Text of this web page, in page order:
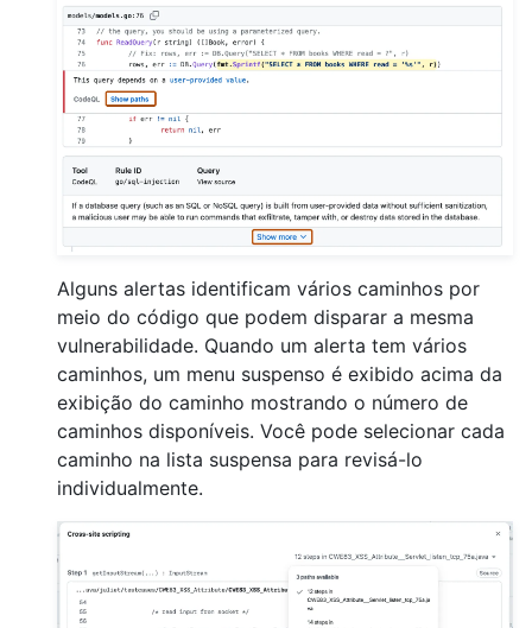
Alguns alertas identificam vários caminhos por
meio do código que podem disparar a mesma
vulnerabilidade. Quando um alerta tem vários
caminhos, um menu suspenso é exibido acima da
exibição do caminho mostrando o número de
caminhos disponíveis. Você pode selecionar cada
caminho na lista suspensa para revisá-lo
individualmente.